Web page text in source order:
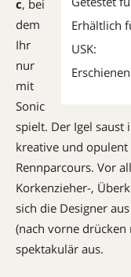
Erhältlich
USK:
c, bei
dem
Ihr
nur
mit
Sonic
spielt. Der Igel saust
kreative und
Rennparcours. Vor
Korkenzieher-,
sich die Designer
(nach vorne
spektakulär aus.